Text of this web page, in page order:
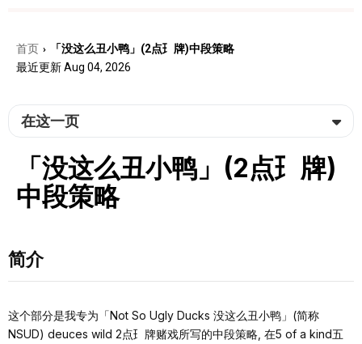
首页 ›
「没这么丑⼩鸭」(2点⺩牌)中段策略
最近更新 Aug 04, 2026
在这一页
「没这么丑⼩鸭」(2点⺩牌)
中段策略
简介
这个部分是我专为「Not So Ugly Ducks 没这么丑⼩鸭」(简称
NSUD) deuces wild 2点⺩牌赌戏所写的中段策略, 在5 of a kind五